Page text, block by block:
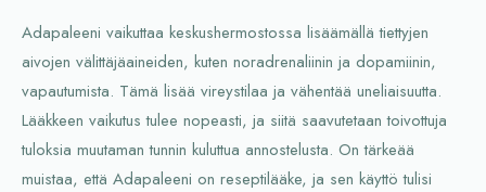
Adapaleeni vaikuttaa keskushermostossa lisäämällä tiettyjen
aivojen välittäjäaineiden, kuten noradrenaliinin ja dopamiinin,
vapautumista. Tämä lisää vireystilaa ja vähentää uneliaisuutta.
Lääkkeen vaikutus tulee nopeasti, ja siitä saavutetaan toivottuja
tuloksia muutaman tunnin kuluttua annostelusta. On tärkeää
muistaa, että Adapaleeni on reseptilääke, ja sen käyttö tulisi